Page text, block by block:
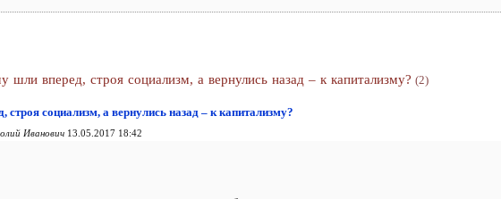
шли вперед, строя социализм, а вернулись назад – к капитализму? (2)
социализм, а вернулись назад – к капитализму?
Иванович 13.05.2017 18:42